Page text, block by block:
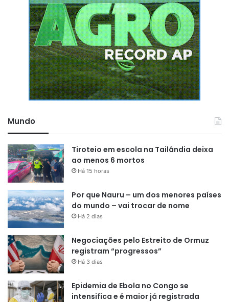
Mundo
Tiroteio em escola na Tailândia deixa
ao menos 6 mortos
Há 15 horas
Por que Nauru – um dos menores países
do mundo – vai trocar de nome
Há 2 dias
Negociações pelo Estreito de Ormuz
registram “progressos”
Há 3 dias
Epidemia de Ebola no Congo se
intensifica e é maior já registrada